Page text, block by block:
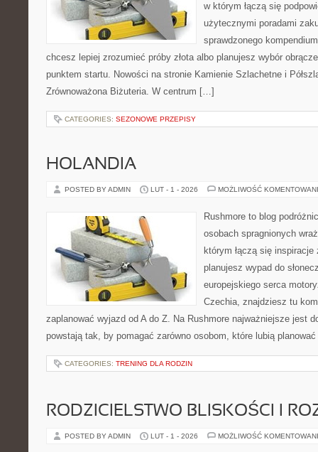
w którym łączą się
użytecznymi poradami
sprawdzonego
chcesz lepiej zrozumieć próby złota albo planujesz wybór
punktem startu. Nowości na stronie Kamienie Szlachetne i
Zrównoważona Biżuteria. W centrum […]
CATEGORIES: SEZONOWE PRZEPISY
HOLANDIA
POSTED BY ADMIN LUT - 1 - 2026 MOŻLIWOŚĆ
Rushmore to blog
osobach spragnionych
którym łączą się
planujesz wypad do
europejskiego serca
Czechia, znajdziesz tu
zaplanować wyjazd od A do Z. Na Rushmore najważniejsze jest
powstają tak, by pomagać zarówno osobom, które lubią
CATEGORIES: TRENING DLA RODZIN
RODZICIELSTWO BLISKOŚCI I
POSTED BY ADMIN LUT - 1 - 2026 MOŻLIWOŚĆ